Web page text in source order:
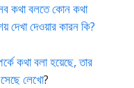
কথা বলতে কোন কথা
দেখা দেওয়ার কারন কি?
কথা বলা হয়েছে, তার
লেখো?